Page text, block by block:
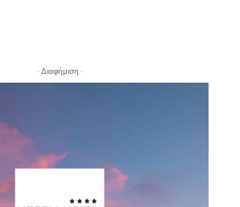
- Διαφήμιση -